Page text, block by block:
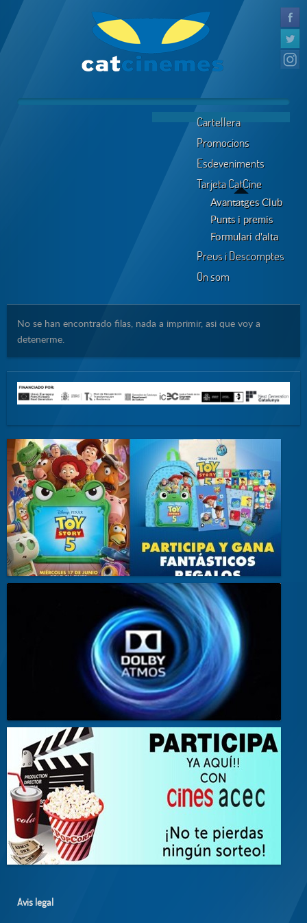
Cartellera
Promocions
Esdeveniments
Tarjeta CatCine
Avantatges Club
Punts i premis
Formulari d'alta
Preus i Descomptes
On som
No se han encontrado filas, nada a imprimir, asi que voy a
detenerme.
Avis legal